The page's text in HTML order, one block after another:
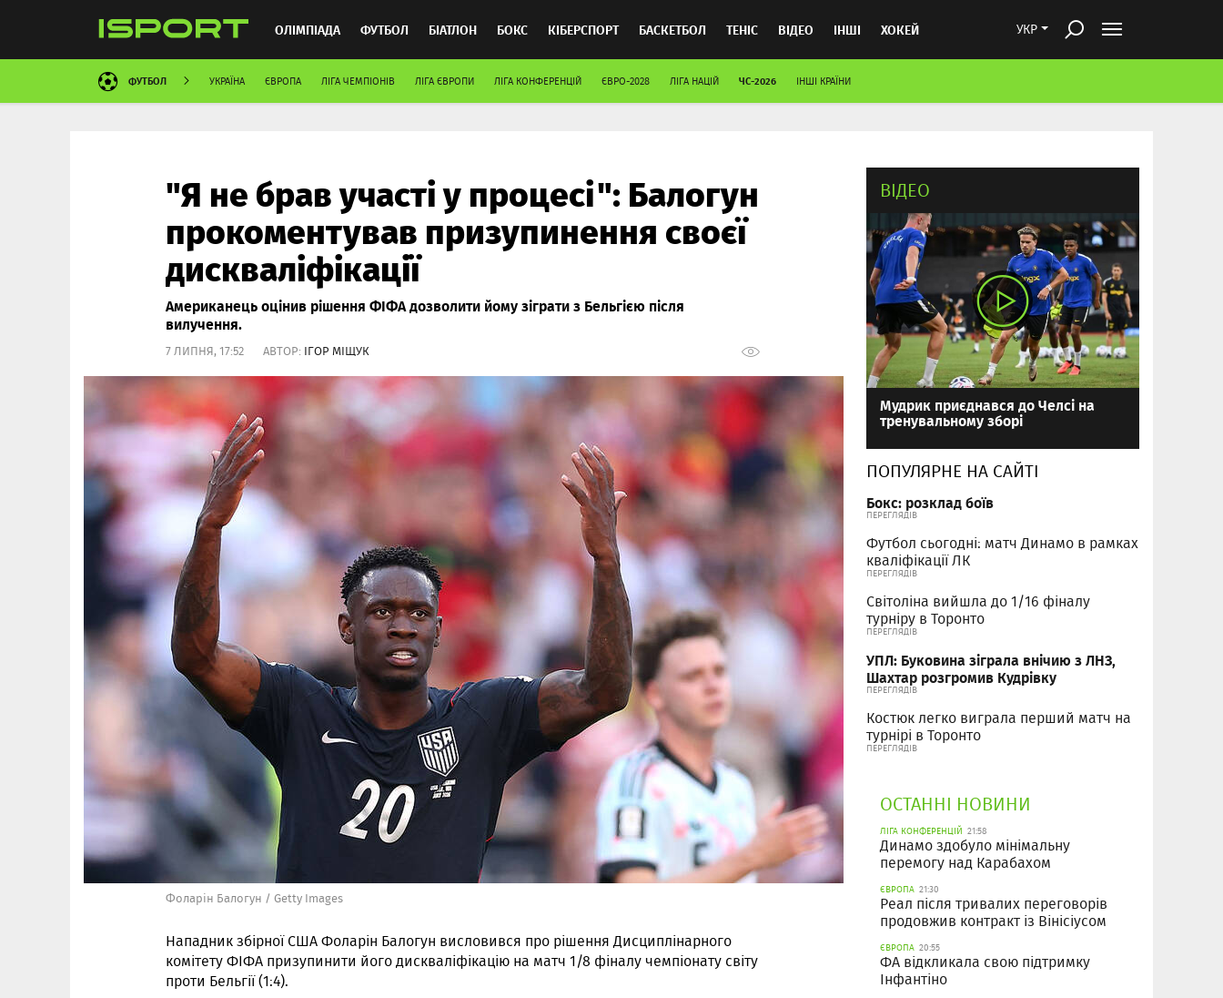
УКР
ОЛІМПІАДА ФУТБОЛ БІАТЛОН БОКС КІБЕРСПОРТ БАСКЕТБОЛ ТЕНІС ВІДЕО ІНШІ ХОКЕЙ
ММА АВТОСПОРТ
ФУТБОЛ УКРАЇНА ЄВРОПА ЛІГА ЧЕМПІОНІВ ЛІГА ЄВРОПИ ЛІГА КОНФЕРЕНЦІЙ ЄВРО-2028 ЛІГА НАЦІЙ ЧС-2026 ІНШІ КРАЇНИ
"Я не брав участі у процесі": Балогун
прокоментував призупинення своєї
дискваліфікації
Американець оцінив рішення ФІФА дозволити йому зіграти з Бельгією після
вилучення.
7 ЛИПНЯ, 17:52 АВТОР: ІГОР МІЩУК
Фоларін Балогун / Getty Images
Нападник збірної США Фоларін Балогун висловився про рішення Дисциплінарного
комітету ФІФА призупинити його дискваліфікацію на матч 1/8 фіналу чемпіонату світу
проти Бельгії (1:4).
ВІДЕО
Мудрик приєднався до Челсі на
тренувальному зборі
ПОПУЛЯРНЕ НА САЙТІ
Бокс: розклад боїв
ПЕРЕГЛЯДІВ
Футбол сьогодні: матч Динамо в рамках
кваліфікації ЛК
ПЕРЕГЛЯДІВ
Світоліна вийшла до 1/16 фіналу
турніру в Торонто
ПЕРЕГЛЯДІВ
УПЛ: Буковина зіграла внічию з ЛНЗ,
Шахтар розгромив Кудрівку
ПЕРЕГЛЯДІВ
Костюк легко виграла перший матч на
турнірі в Торонто
ПЕРЕГЛЯДІВ
ОСТАННІ НОВИНИ
ЛІГА КОНФЕРЕНЦІЙ 21:58
Динамо здобуло мінімальну
перемогу над Карабахом
ЄВРОПА 21:30
Реал після тривалих переговорів
продовжив контракт із Вінісіусом
ЄВРОПА 20:55
ФА відкликала свою підтримку
Інфантіно